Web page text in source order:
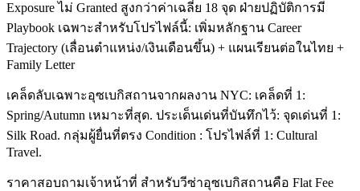
Exposure ไม่ Granted สูงกว่าค่าเฉลี่ย 18 จุด ฝ่ายปฏิบัติการมี
Playbook เฉพาะสำหรับโปรไฟล์นี้: เพิ่มหลักฐาน Career
Trajectory (เลื่อนตำแหน่ง/เงินเดือนขึ้น) + แผนเรียนต่อในไทย +
Family Letter
เคล็ดลับเฉพาะอุซเบกิสถานจากผลงาน NYC: เคล็ดที่ 1:
Spring/Autumn เหมาะที่สุด. ประเด็นเด่นที่บันทึกไว้: จุดเด่นที่ 1:
Silk Road. กลุ่มผู้ยื่นที่ตรง Condition : โปรไฟล์ที่ 1: Cultural
Travel.
ราคาสอบถามเจ้าหน้าที่ สำหรับวีซ่าอุซเบกิสถานคือ Flat Fee